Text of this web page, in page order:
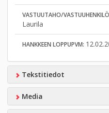
VASTUUTAHO/
Laurila
HANKKEEN LOPPUPVM:
Tekstitiedot
Media